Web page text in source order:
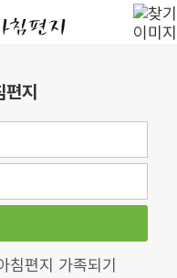
지
침편지 가족되기